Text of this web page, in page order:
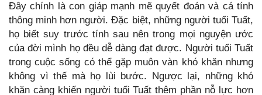
Đây chính là con giáp mạnh mẽ quyết đoán và cá tính
thông minh hơn người. Đặc biệt, những người tuổi Tuất,
họ biết suy trước tính sau nên trong mọi nguyện ước
của đời mình họ đều dễ dàng đạt được. Người tuổi Tuất
trong cuộc sống có thể gặp muôn vàn khó khăn nhưng
không vì thế mà họ lùi bước. Ngược lại, những khó
khăn càng khiến người tuổi Tuất thêm phần nỗ lực hơn